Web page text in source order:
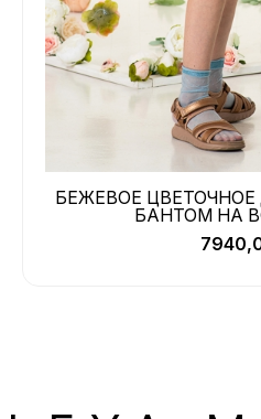
БЕЖЕВОЕ
БАНТОМ НА